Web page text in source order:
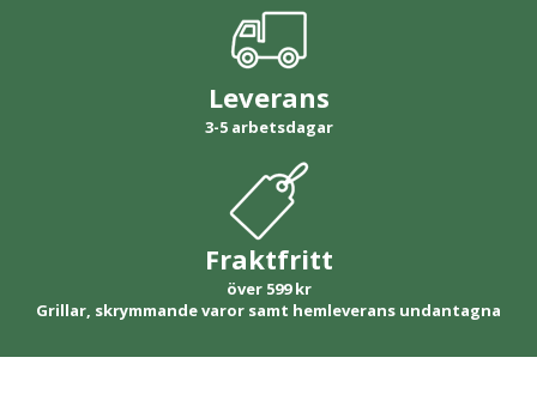
Leverans
3-5 arbetsdagar
Fraktfritt
över 599 kr
Grillar, skrymmande varor samt hemleverans undantagna